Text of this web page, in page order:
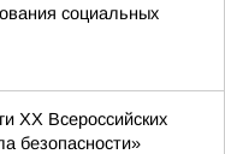
социальных
XX Всероссийских
безопасности»